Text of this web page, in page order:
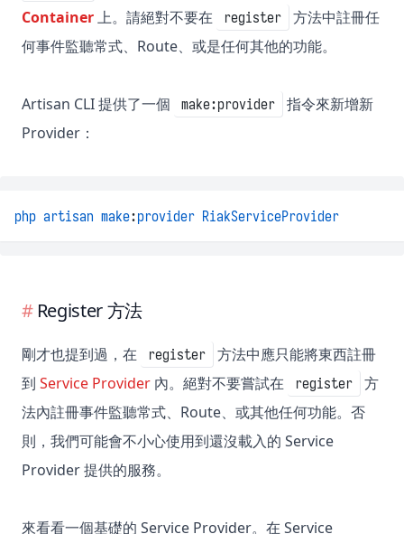
Container上。請絕對不要在 register
方法中註冊任
何事件監聽常式、Route、或是任何其他的功能。
Artisan CLI 提供了一個 make:provider
指令來新增新
Provider：
php artisan make:provider RiakServiceProvider
Register 方法
剛才也提到過，在 register
方法中應只能將東西註冊
到 Service Provider 內。絕對不要嘗試在 register
方
法內註冊事件監聽常式、Route、或其他任何功能。否
則，我們可能會不小心使用到還沒載入的 Service
Provider 提供的服務。
來看看一個基礎的 Service Provider。在 Service